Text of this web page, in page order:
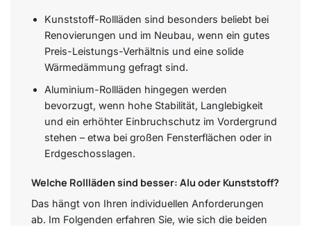
Kunststoff-Rollläden sind besonders beliebt bei
Renovierungen und im Neubau, wenn ein gutes
Preis-Leistungs-Verhältnis und eine solide
Wärmedämmung gefragt sind.
Aluminium-Rollläden hingegen werden
bevorzugt, wenn hohe Stabilität, Langlebigkeit
und ein erhöhter Einbruchschutz im Vordergrund
stehen – etwa bei großen Fensterflächen oder in
Erdgeschosslagen.
Welche Rollläden sind besser: Alu oder Kunststoff?
Das hängt von Ihren individuellen Anforderungen
ab. Im Folgenden erfahren Sie, wie sich die beiden